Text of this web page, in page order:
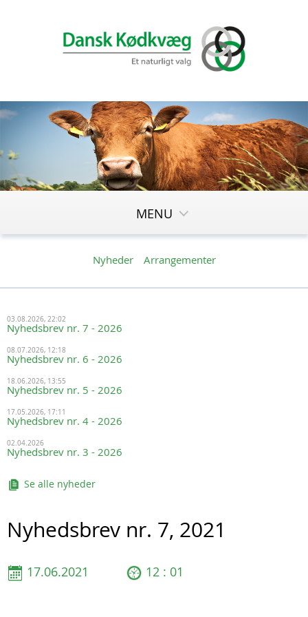
MENU
Nyheder Arrangementer
03.08.2026, 22:02
Nyhedsbrev nr. 7 - 2026
08.07.2026, 12:18
Nyhedsbrev nr. 6 - 2026
18.06.2026, 13:55
Nyhedsbrev nr. 5 - 2026
17.05.2026, 17:11
Nyhedsbrev nr. 4 - 2026
02.04.2026
Nyhedsbrev nr. 3 - 2026
Se alle nyheder
Nyhedsbrev nr. 7, 2021
17.06.2021 12 : 01